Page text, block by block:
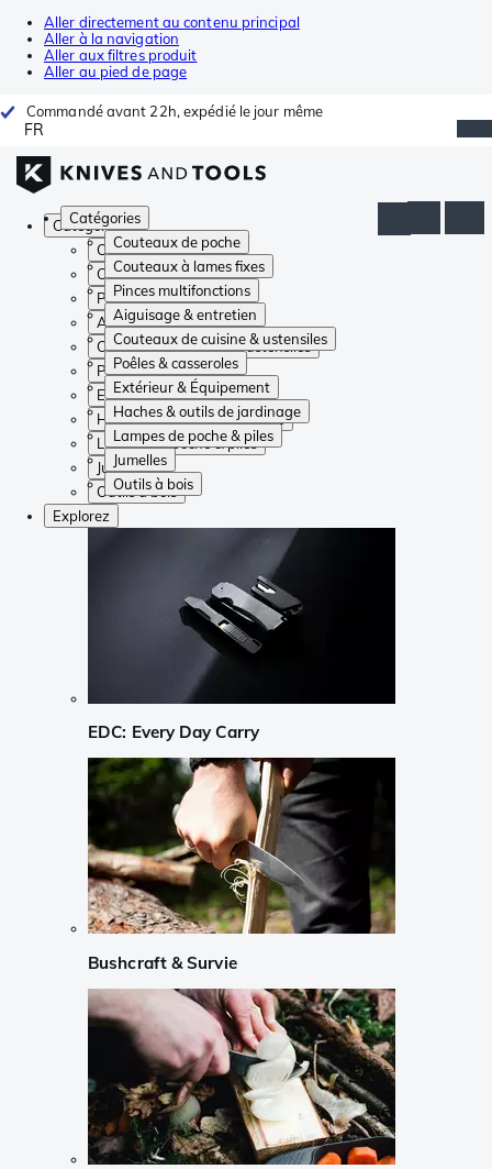
Aller directement au contenu principal
Aller à la navigation
Aller aux filtres produit
Aller au pied de page
Commandé avant 22h, expédié le jour même
FR
Catégories
Couteaux de poche
Couteaux à lames fixes
Pinces multifonctions
Aiguisage & entretien
Couteaux de cuisine & ustensiles
Poêles & casseroles
Extérieur & Équipement
Haches & outils de jardinage
Lampes de poche & piles
Jumelles
Outils à bois
Catégories
Couteaux de poche
Couteaux à lames fixes
Pinces multifonctions
Aiguisage & entretien
Couteaux de cuisine & ustensiles
Poêles & casseroles
Extérieur & Équipement
Haches & outils de jardinage
Lampes de poche & piles
Jumelles
Outils à bois
Explorez
EDC: Every Day Carry
Bushcraft & Survie